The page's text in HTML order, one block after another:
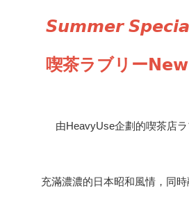
𝙎𝙪𝙢𝙢𝙚𝙧
喫茶ラブリー
由HeavyUse企劃的喫茶店
充滿濃濃的日本昭和風情，同